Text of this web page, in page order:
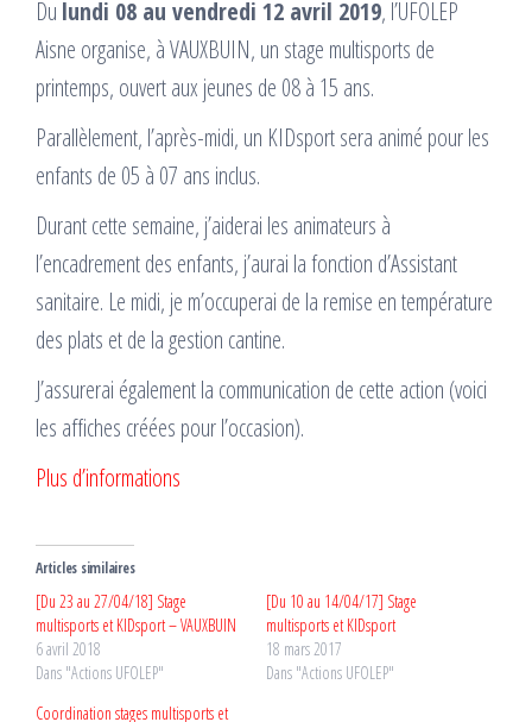
Du lundi 08 au vendredi 12 avril 2019, l’UFOLEP
Aisne organise, à VAUXBUIN, un stage multisports de
printemps, ouvert aux jeunes de 08 à 15 ans.
Parallèlement, l’après-midi, un KIDsport sera animé pour les
enfants de 05 à 07 ans inclus.
Durant cette semaine, j’aiderai les animateurs à
l’encadrement des enfants, j’aurai la fonction d’Assistant
sanitaire. Le midi, je m’occuperai de la remise en température
des plats et de la gestion cantine.
J’assurerai également la communication de cette action (voici
les affiches créées pour l’occasion).
Plus d’informations
Articles similaires
[Du 23 au 27/04/18] Stage
multisports et KIDsport – VAUXBUIN
6 avril 2018
Dans "Actions UFOLEP"
[Du 10 au 14/04/17] Stage
multisports et KIDsport
18 mars 2017
Dans "Actions UFOLEP"
Coordination stages multisports et